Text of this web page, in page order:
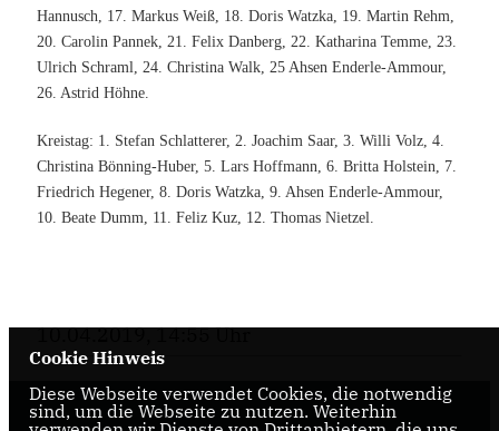
Hannusch, 17. Markus Weiß, 18. Doris Watzka, 19. Martin Rehm,
20. Carolin Pannek, 21. Felix Danberg, 22. Katharina Temme, 23.
Ulrich Schraml, 24. Christina Walk, 25 Ahsen Enderle-Ammour,
26. Astrid Höhne.
Kreistag: 1. Stefan Schlatterer, 2. Joachim Saar, 3. Willi Volz, 4.
Christina Bönning-Huber, 5. Lars Hoffmann, 6. Britta Holstein, 7.
Friedrich Hegener, 8. Doris Watzka, 9. Ahsen Enderle-Ammour,
10. Beate Dumm, 11. Feliz Kuz, 12. Thomas Nietzel.
10.04.2019, 14:55 Uhr
Cookie Hinweis
Diese Webseite verwendet Cookies, die notwendig
sind, um die Webseite zu nutzen. Weiterhin